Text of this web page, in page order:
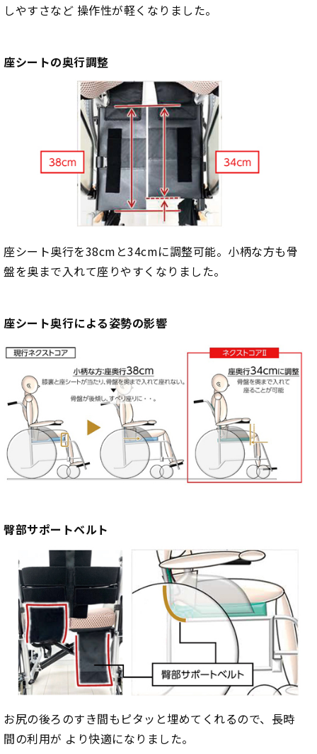
しやすさなど 操作性が軽くなりました。
座シートの奥行調整
座シート奥行を38cmと34cmに調整可能。小柄な方も骨
盤を奥まで入れて座りやすくなりました。
座シート奥行による姿勢の影響
臀部サポートベルト
お尻の後ろのすき間もピタッと埋めてくれるので、長時
間の利用が より快適になりました。